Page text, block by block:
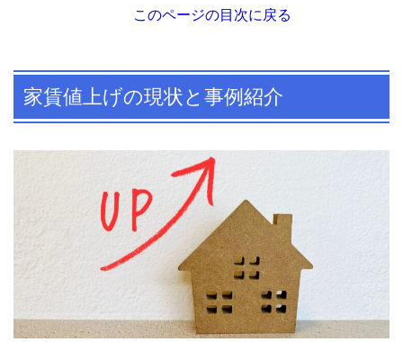
このページの目次に戻る
家賃値上げの現状と事例紹介